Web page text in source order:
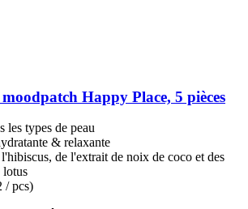
moodpatch Happy Place, 5 pièces
les types de peau
& relaxante
de l'extrait de noix de coco et des
lotus
/ pcs)